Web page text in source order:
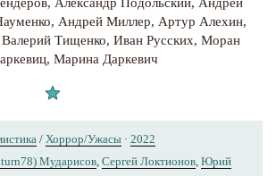
, Андрей Миллер, Артур Алехин,
Валерий Тищенко, Иван Русских, Моран
, Марина Даркевич
/ Хоррор/Ужасы · 2022
Мударисов Сергей Локтионов Юрий